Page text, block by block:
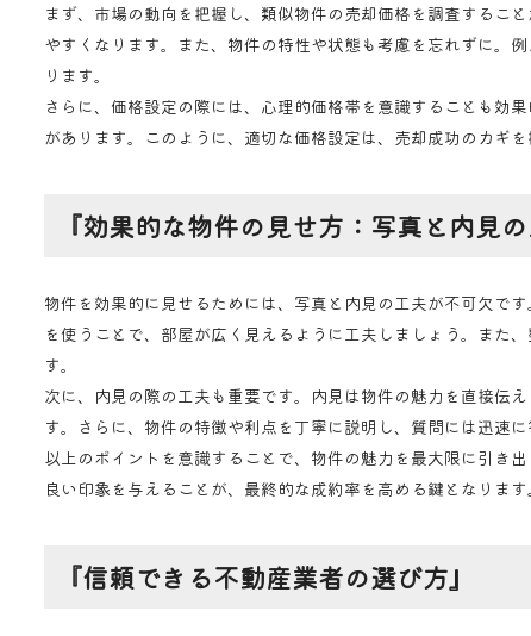
まず、市場の動向を把握し、類似物件の売却価格を調査するこ
やすくなります。また、物件の特性や状態も考慮を忘れずに。
ります。
さらに、価格設定の際には、心理的価格帯を意識することも効
があります。このように、適切な価格設定は、売却成功のカギ
『効果的な物件の見せ方：写真と内見の
物件を効果的に見せるためには、写真と内見の工夫が不可欠で
を使うことで、部屋が広く見えるように工夫しましょう。また
す。
次に、内見の際の工夫も重要です。内見は物件の魅力を直接伝
す。さらに、物件の特徴や利点を丁寧に説明し、質問には迅速
以上のポイントを意識することで、物件の魅力を最大限に引き
良い印象を与えることが、最終的な成約率を高める鍵となります。
『信頼できる不動産業者の選び方』